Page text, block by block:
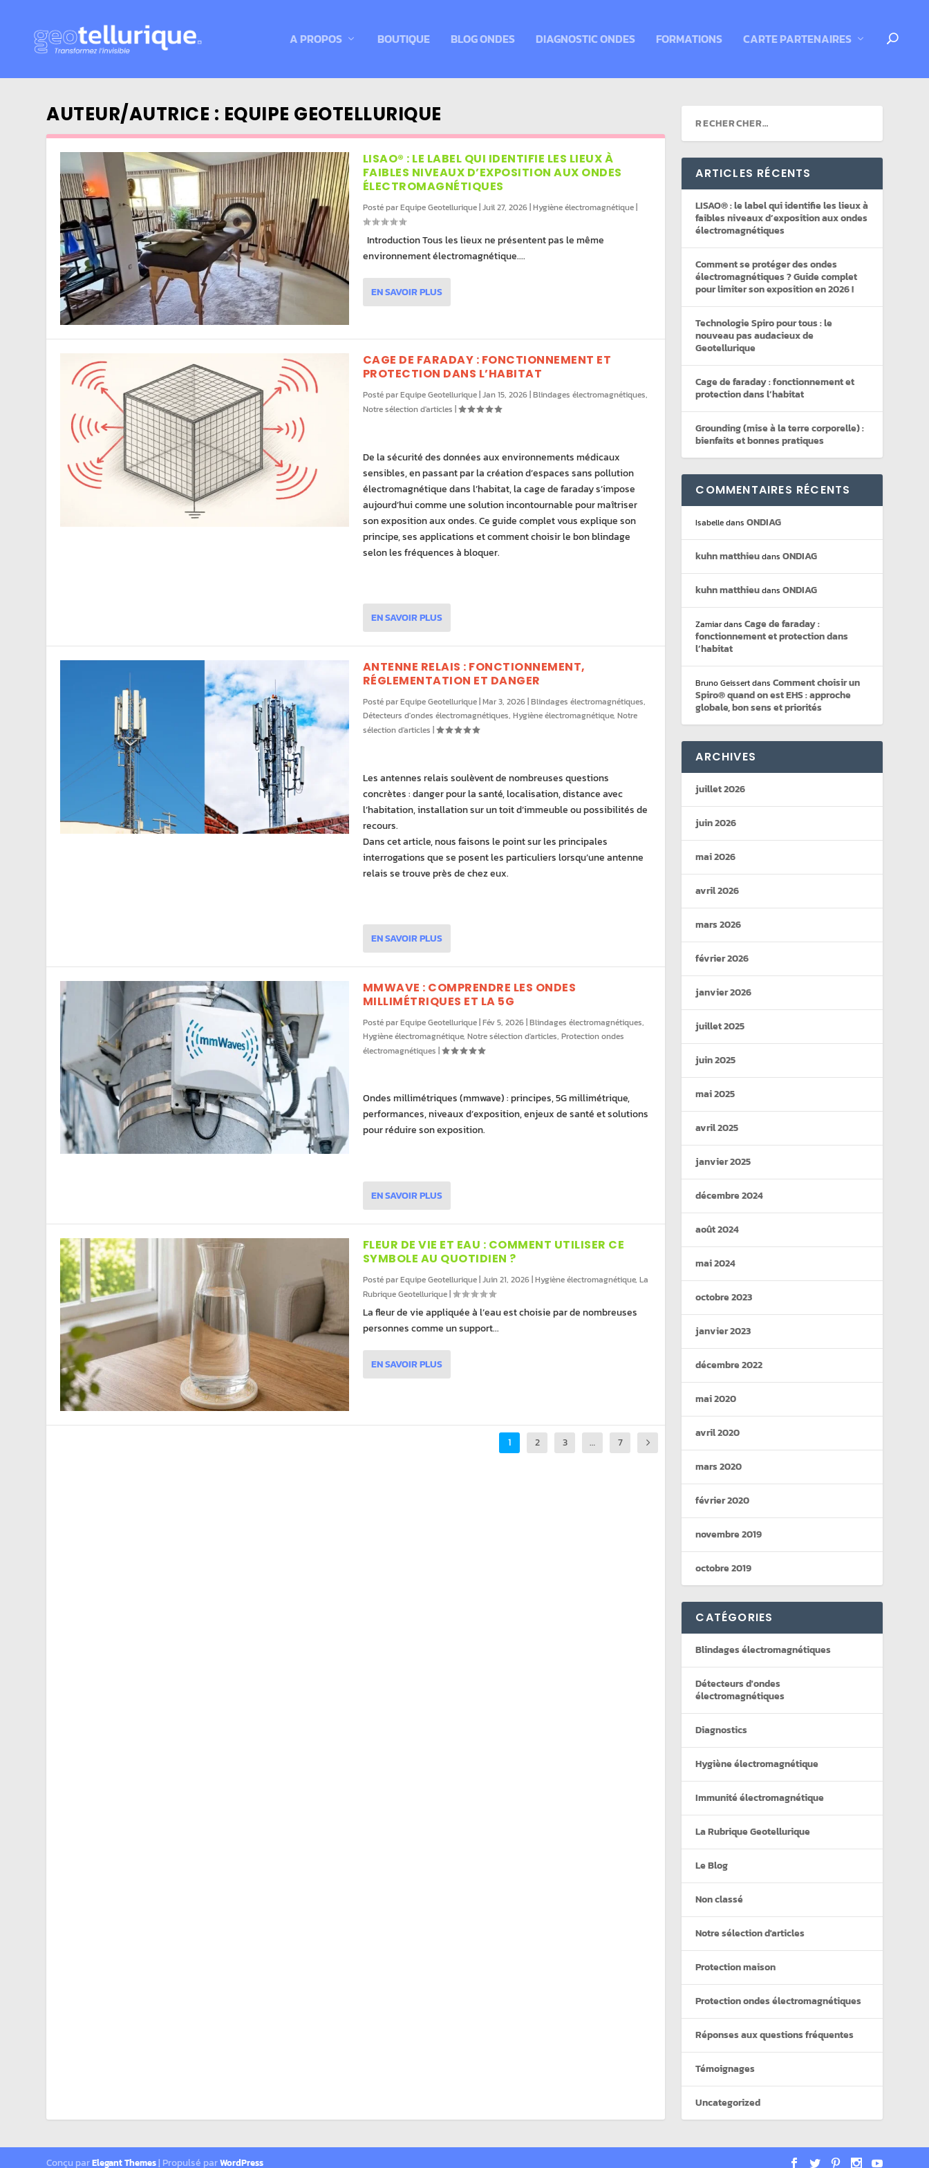
A PROPOS BOUTIQUE BLOG ONDES DIAGNOSTIC ONDES FORMATIONS CARTE PARTENAIRES
AUTEUR/AUTRICE : EQUIPE GEOTELLURIQUE
LISAO® : LE LABEL QUI IDENTIFIE LES LIEUX À
FAIBLES NIVEAUX D’EXPOSITION AUX ONDES
ÉLECTROMAGNÉTIQUES
Posté parEquipe Geotellurique|Juil 27, 2026|Hygiène électromagnétique|
Introduction Tous les lieux ne présentent pas le même
environnement électromagnétique....
EN SAVOIR PLUS
CAGE DE FARADAY : FONCTIONNEMENT ET
PROTECTION DANS L’HABITAT
Posté parEquipe Geotellurique| Jan 15, 2026| Blindages électromagnétiques,
Notre sélection d'articles
De la sécurité des données aux environnements médicaux
sensibles, en passant par la création d’espaces sans pollution
électromagnétique dans l’habitat, la cage de faraday s’impose
aujourd’hui comme une solution incontournable pour maîtriser
son exposition aux ondes. Ce guide complet vous explique son
principe, ses applications et comment choisir le bon blindage
selon les fréquences à bloquer.
EN SAVOIR PLUS
ANTENNE RELAIS : FONCTIONNEMENT,
RÉGLEMENTATION ET DANGER
Posté parEquipe Geotellurique|Mar 3, 2026|Blindages électromagnétiques,
Détecteurs d'ondes électromagnétiques, Hygiène électromagnétique, Notre
sélection d'articles |
Les antennes relais soulèvent de nombreuses questions
concrètes : danger pour la santé, localisation, distance avec
l’habitation, installation sur un toit d’immeuble ou possibilités de
recours.
Dans cet article, nous faisons le point sur les principales
interrogations que se posent les particuliers lorsqu’une antenne
relais se trouve près de chez eux.
EN SAVOIR PLUS
MMWAVE : COMPRENDRE LES ONDES
MILLIMÉTRIQUES ET LA 5G
Posté parEquipe Geotellurique|Fév 5, 2026|Blindages électromagnétiques,
Hygiène électromagnétique, Notre sélection d'articles, Protection ondes
électromagnétiques |
Ondes millimétriques (mmwave) : principes, 5G millimétrique,
performances, niveaux d’exposition, enjeux de santé et solutions
pour réduire son exposition.
EN SAVOIR PLUS
FLEUR DE VIE ET EAU : COMMENT UTILISER CE
SYMBOLE AU QUOTIDIEN ?
Posté parEquipe Geotellurique|Juin 21, 2026|Hygiène électromagnétique, La
Rubrique Geotellurique|
La fleur de vie appliquée à l’eau est choisie par de nombreuses
personnes comme un support...
EN SAVOIR PLUS
1 2 3 … 7
ARTICLES RÉCENTS
LISAO® : le label qui identifie les lieux à
faibles niveaux d’exposition aux ondes
électromagnétiques
Comment se protéger des ondes
électromagnétiques ? Guide complet
pour limiter son exposition en 2026 !
Technologie Spiro pour tous : le
nouveau pas audacieux de
Geotellurique
Cage de faraday : fonctionnement et
protection dans l’habitat
Grounding (mise à la terre corporelle) :
bienfaits et bonnes pratiques
COMMENTAIRES RÉCENTS
IsabelledansONDIAG
kuhn matthieudansONDIAG
kuhn matthieudansONDIAG
ZamiardansCage de faraday :
fonctionnement et protection dans
l’habitat
Bruno GeissertdansComment choisir un
Spiro® quand on est EHS : approche
globale, bon sens et priorités
ARCHIVES
juillet 2026
juin 2026
mai 2026
avril 2026
mars 2026
février 2026
janvier 2026
juillet 2025
juin 2025
mai 2025
avril 2025
janvier 2025
décembre 2024
août 2024
mai 2024
octobre 2023
janvier 2023
décembre 2022
mai 2020
avril 2020
mars 2020
février 2020
novembre 2019
octobre 2019
CATÉGORIES
Blindages électromagnétiques
Détecteurs d'ondes
électromagnétiques
Diagnostics
Hygiène électromagnétique
Immunité électromagnétique
La Rubrique Geotellurique
Le Blog
Non classé
Notre sélection d'articles
Protection maison
Protection ondes électromagnétiques
Réponses aux questions fréquentes
Témoignages
Uncategorized
Conçu parElegant Themes| Propulsé parWordPress